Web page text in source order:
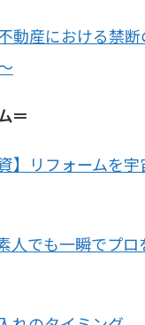
動産における禁
＝
】リフォームを
人でも一瞬でプ